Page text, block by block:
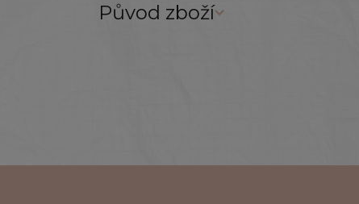
Původ zboží